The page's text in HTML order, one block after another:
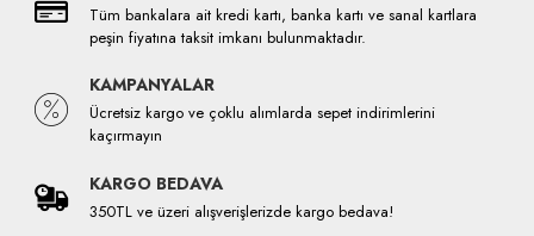
Tüm bankalara ait kredi kartı, banka kartı ve sanal kartlara
peşin fiyatına taksit imkanı bulunmaktadır.
KAMPANYALAR
Ücretsiz kargo ve çoklu alımlarda sepet indirimlerini
kaçırmayın
KARGO BEDAVA
350TL ve üzeri alışverişlerizde kargo bedava!